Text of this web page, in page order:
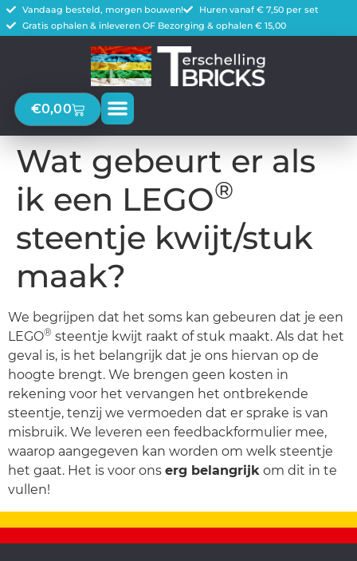
Vandaag besteld, morgen bouwen!
Huren vanaf € 7,50 per set
Gratis ophalen & inleveren OF Bezorging & ophalen € 15,00
€0,00
Wat gebeurt er als
ik een LEGO®
steentje kwijt/stuk
maak?
We begrijpen dat het soms kan gebeuren dat je een
LEGO® steentje kwijt raakt of stuk maakt. Als dat het
geval is, is het belangrijk dat je ons hiervan op de
hoogte brengt. We brengen geen kosten in
rekening voor het vervangen het ontbrekende
steentje, tenzij we vermoeden dat er sprake is van
misbruik. We leveren een feedbackformulier mee,
waarop aangegeven kan worden om welk steentje
het gaat. Het is voor ons erg belangrijk om dit in te
vullen!